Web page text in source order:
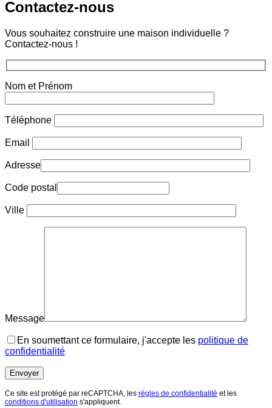
Contactez-nous
Vous souhaitez construire une maison individuelle ?
Contactez-nous !
Nom et Prénom
Téléphone
Email
Adresse
Code postal
Ville
Message
En soumettant ce formulaire, j'accepte les politique de
confidentialité
Ce site est protégé par reCAPTCHA, les règles de confidentialité et les
conditions d'utilisation s'appliquent.